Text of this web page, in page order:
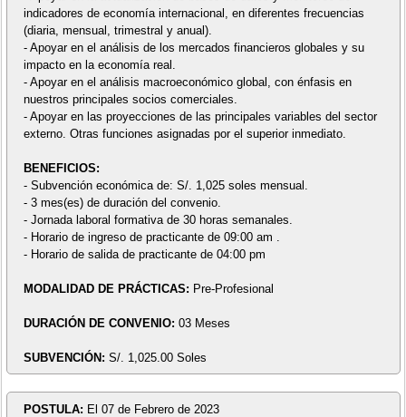
indicadores de economía internacional, en diferentes frecuencias
(diaria, mensual, trimestral y anual).
- Apoyar en el análisis de los mercados financieros globales y su
impacto en la economía real.
- Apoyar en el análisis macroeconómico global, con énfasis en
nuestros principales socios comerciales.
- Apoyar en las proyecciones de las principales variables del sector
externo. Otras funciones asignadas por el superior inmediato.
BENEFICIOS:
- Subvención económica de: S/. 1,025 soles mensual.
- 3 mes(es) de duración del convenio.
- Jornada laboral formativa de 30 horas semanales.
- Horario de ingreso de practicante de 09:00 am .
- Horario de salida de practicante de 04:00 pm
MODALIDAD DE PRÁCTICAS: Pre-Profesional
DURACIÓN DE CONVENIO: 03 Meses
SUBVENCIÓN: S/. 1,025.00 Soles
POSTULA: El 07 de Febrero de 2023